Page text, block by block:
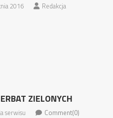
2016 Redakcja
ZIELONYCH
serwisu Comment(0)